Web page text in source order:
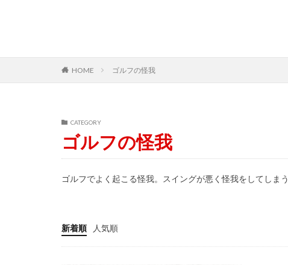
HOME ゴルフの怪我
CATEGORY
ゴルフの怪我
ゴルフでよく起こる怪我。スイングが悪く怪我をしてしま
新着順 人気順